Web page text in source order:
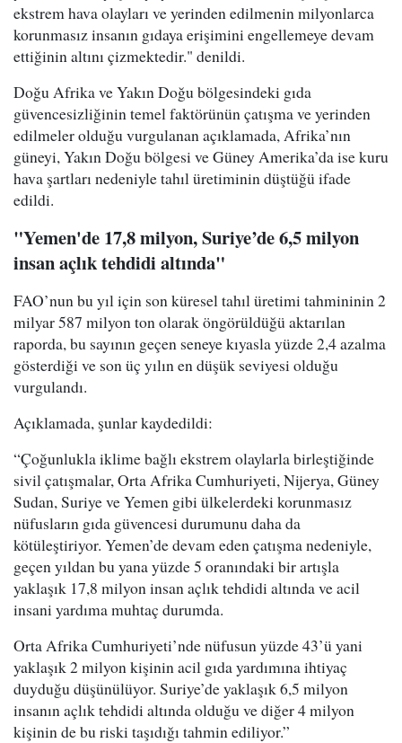
ekstrem hava olayları ve yerinden edilmenin milyonlarca
korunmasız insanın gıdaya erişimini engellemeye devam
ettiğinin altını çizmektedir." denildi.
Doğu Afrika ve Yakın Doğu bölgesindeki gıda
güvencesizliğinin temel faktörünün çatışma ve yerinden
edilmeler olduğu vurgulanan açıklamada, Afrika’nın
güneyi, Yakın Doğu bölgesi ve Güney Amerika’da ise kuru
hava şartları nedeniyle tahıl üretiminin düştüğü ifade
edildi.
"Yemen'de 17,8 milyon, Suriye’de 6,5 milyon
insan açlık tehdidi altında"
FAO’nun bu yıl için son küresel tahıl üretimi tahmininin 2
milyar 587 milyon ton olarak öngörüldüğü aktarılan
raporda, bu sayının geçen seneye kıyasla yüzde 2,4 azalma
gösterdiği ve son üç yılın en düşük seviyesi olduğu
vurgulandı.
Açıklamada, şunlar kaydedildi:
“Çoğunlukla iklime bağlı ekstrem olaylarla birleştiğinde
sivil çatışmalar, Orta Afrika Cumhuriyeti, Nijerya, Güney
Sudan, Suriye ve Yemen gibi ülkelerdeki korunmasız
nüfusların gıda güvencesi durumunu daha da
kötüleştiriyor. Yemen’de devam eden çatışma nedeniyle,
geçen yıldan bu yana yüzde 5 oranındaki bir artışla
yaklaşık 17,8 milyon insan açlık tehdidi altında ve acil
insani yardıma muhtaç durumda.
Orta Afrika Cumhuriyeti’nde nüfusun yüzde 43’ü yani
yaklaşık 2 milyon kişinin acil gıda yardımına ihtiyaç
duyduğu düşünülüyor. Suriye’de yaklaşık 6,5 milyon
insanın açlık tehdidi altında olduğu ve diğer 4 milyon
kişinin de bu riski taşıdığı tahmin ediliyor.”